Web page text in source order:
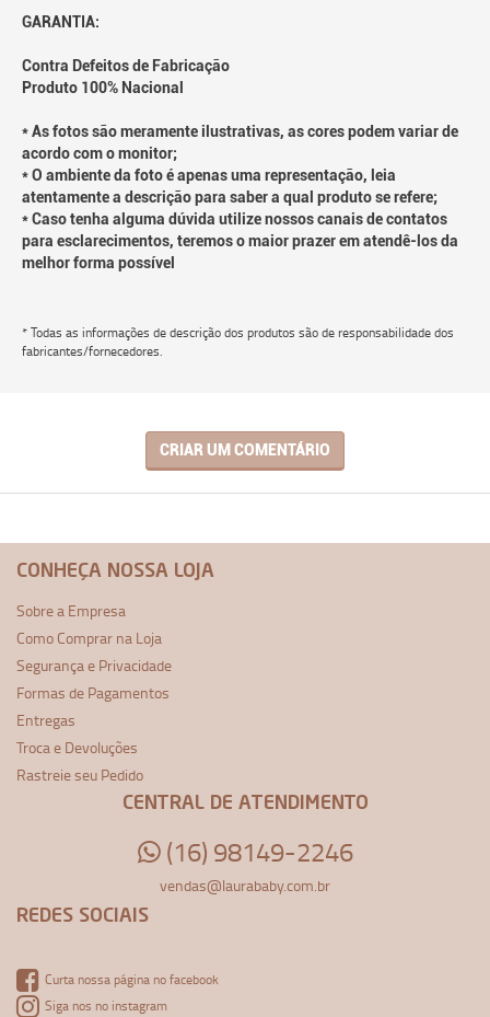
GARANTIA:
Contra Defeitos de Fabricação
Produto 100% Nacional
* As fotos são meramente ilustrativas, as cores podem variar de
acordo com o monitor;
* O ambiente da foto é apenas uma representação, leia
atentamente a descrição para saber a qual produto se refere;
* Caso tenha alguma dúvida utilize nossos canais de contatos
para esclarecimentos, teremos o maior prazer em atendê-los da
melhor forma possível
* Todas as informações de descrição dos produtos são de responsabilidade dos
fabricantes/fornecedores.
CRIAR UM COMENTÁRIO
CONHEÇA NOSSA LOJA
Sobre a Empresa
Como Comprar na Loja
Segurança e Privacidade
Formas de Pagamentos
Entregas
Troca e Devoluções
Rastreie seu Pedido
CENTRAL DE ATENDIMENTO
(16) 98149-2246
vendas@laurababy.com.br
REDES SOCIAIS
Curta nossa página no facebook
Siga nos no instagram